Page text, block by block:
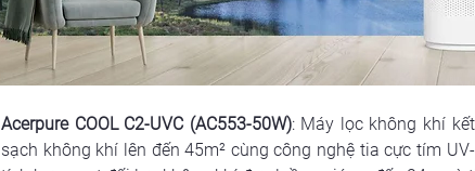
Acerpure COOL C2-UVC (AC553-50W): Máy lọc không khí
sạch không khí lên đến 45m² cùng công nghệ tia cực tím